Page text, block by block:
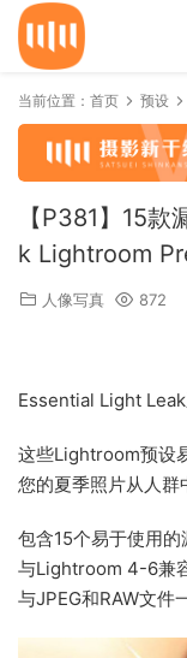
当前位置： 首页 预设
【P381】15
k Lightroom
人像写真 872
Essential Light
这些Lightroom预设
您的夏季照片从人群
包含15个易于使用的
与Lightroom 4-6兼
与JPEG和RAW文件